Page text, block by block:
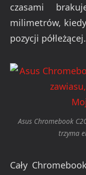
czasami
milimetrów,
pozycji półleżącej.
Asus Chromebook
trzyma
Cały